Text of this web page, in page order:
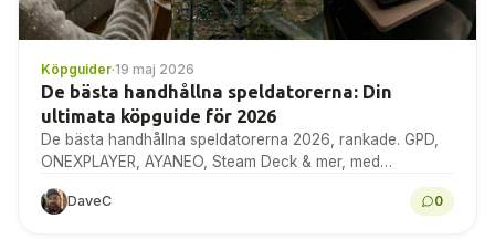
Köpguider·19 maj 2026
De bästa handhållna speldatorerna: Din
ultimata köpguide för 2026
De bästa handhållna speldatorerna 2026, rankade. GPD,
ONEXPLAYER, AYANEO, Steam Deck & mer, med
DaveC 0